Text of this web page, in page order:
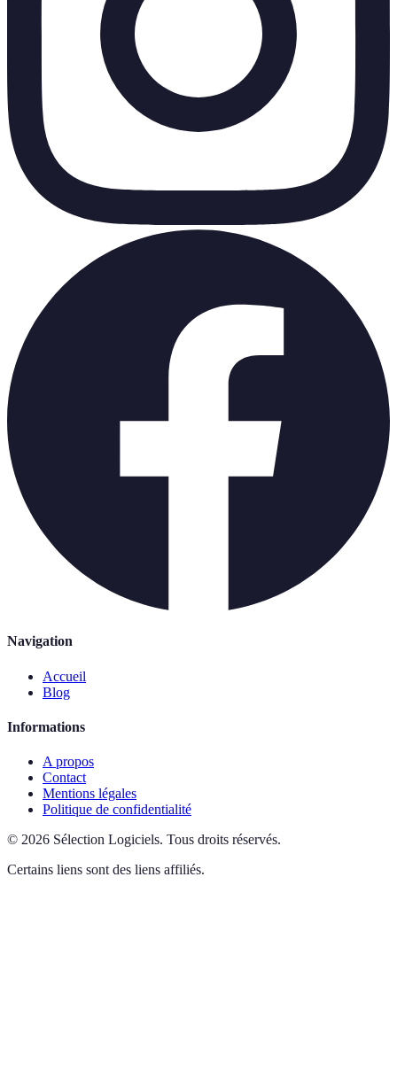
Navigation
Accueil
Blog
Informations
A propos
Contact
Mentions légales
Politique de confidentialité
© 2026 Sélection Logiciels. Tous droits réservés.
Certains liens sont des liens affiliés.